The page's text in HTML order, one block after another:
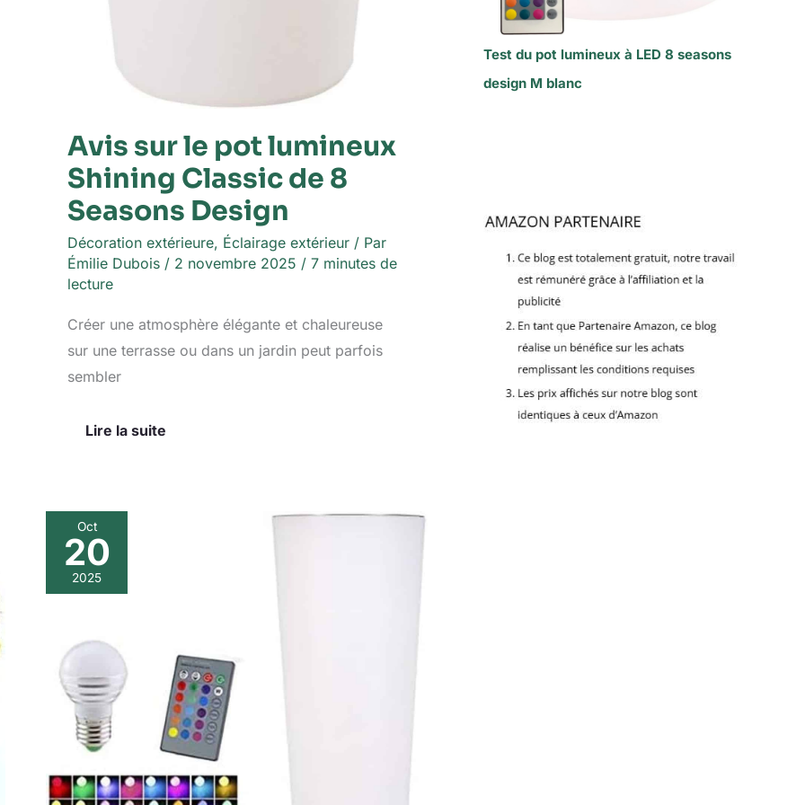
Avis sur le pot lumineux
Shining Classic de 8
Seasons Design
Décoration extérieure, Éclairage extérieur / Par
Émilie Dubois / 2 novembre 2025 / 7 minutes de
lecture
Créer une atmosphère élégante et chaleureuse
sur une terrasse ou dans un jardin peut parfois
sembler
Lire la suite
Oct
20
2025
Avis
sur
le
STARFIVE
multicolore
Test du pot lumineux à LED 8 seasons
design M blanc